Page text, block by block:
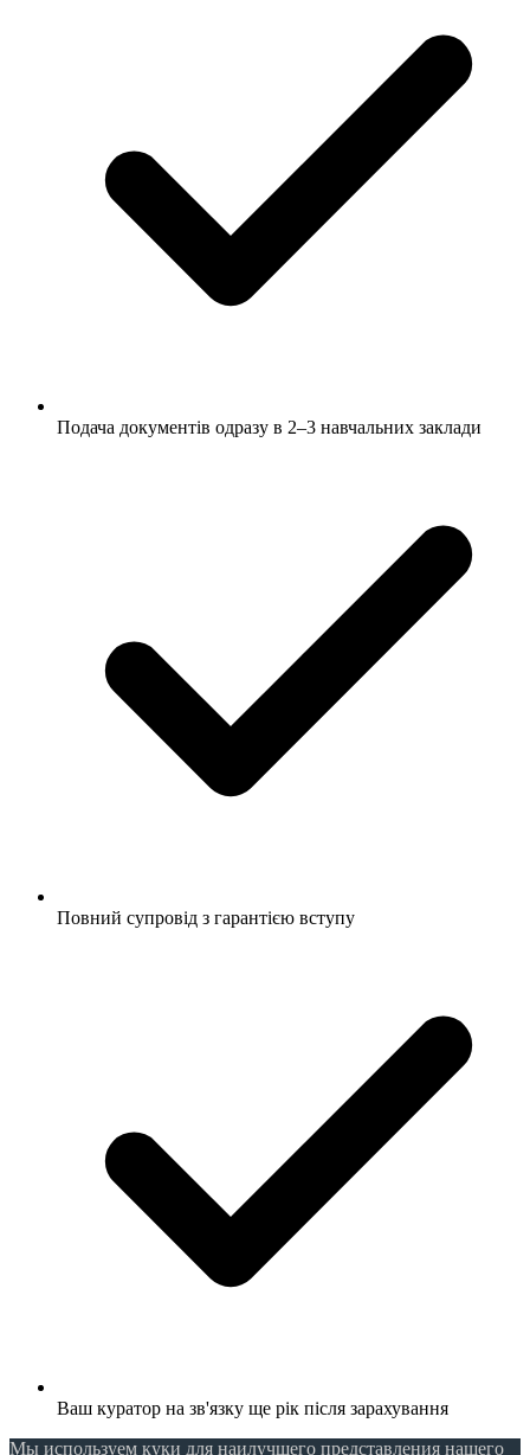
Подача документів одразу в 2–3 навчальних заклади
Повний супровід з гарантією вступу
Ваш куратор на зв'язку ще рік після зарахування
Мы используем куки для наилучшего представления нашего